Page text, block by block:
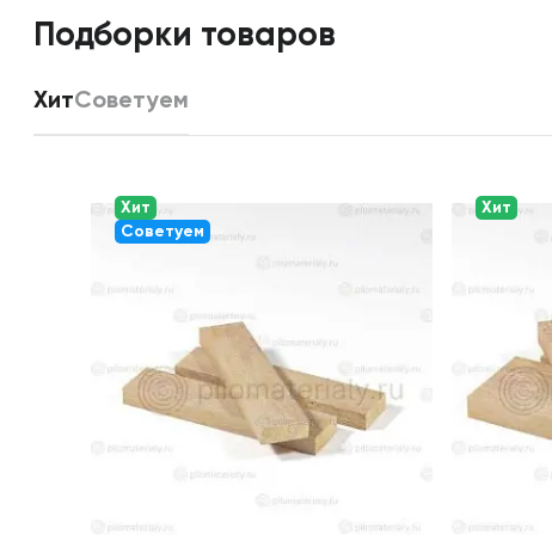
Подборки товаров
ХитСоветуем
Хит
Советуем
Хит